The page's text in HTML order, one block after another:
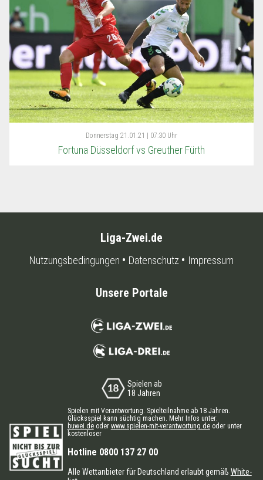
Donnerstag 21.01.21 | 07:30 Uhr
Fortuna Düsseldorf vs Greuther Fürth
Liga-Zwei.de
Nutzungsbedingungen Datenschutz Impressum
Unsere Portale
Spielen ab
18 Jahren
Spielen mit Verantwortung. Spielteilnahme ab 18 Jahren.
Glücksspiel kann süchtig machen. Mehr Infos unter:
buwei.deoder www.spielen-mit-verantwortung.deoder unter
kostenloser
Hotline 0800 137 27 00
Alle Wettanbieter für Deutschland erlaubt gemäß White-